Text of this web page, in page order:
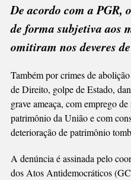
De acordo com a PGR,
de forma subjetiva aos
omitiram nos deveres
Também por crimes de
de Direito, golpe de Estado,
grave ameaça, com emprego
patrimônio da União e com
deterioração de patrimônio
A denúncia é assinada pelo
dos Atos Antidemocráticos